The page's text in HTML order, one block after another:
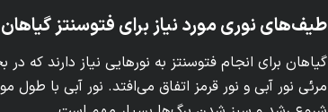
طیف‌های نوری مورد نیاز برای فتوسنتز گیاهان
گیاهان برای انجام فتوسنتز به نورهایی نیاز دارند